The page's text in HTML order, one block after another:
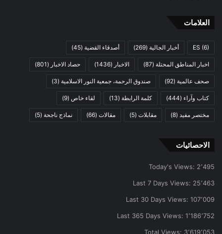
العلامات
ES (6) أخبار الجالية (269) أصدقاء القضية (45)
اخبار المناطق المحتلة (87) الاخبار (1436) حصاد الاخبار (801)
صحف عالمية (92) صندوق الرحمة، جمعية النور الاسلامية (3)
كتاب وآراء (444) كلمة الرابطة (13) لقاء خاص (9)
مختصر مفيد (8) مقابلات (5) مقالات (66) نماذج ناجحة (5)
الاحصائيات
Today's Views: 2٬495
Last 7 Days Views: 25٬463
Last 30 Days Views: 107٬009
Last 365 Days Views: 1٬186٬752
Total Views: 3٬619٬053